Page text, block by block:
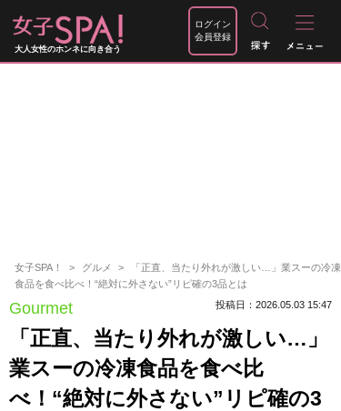
大人女性のホンネに向き合う
ログイン
会員登録
女子SPA！ グルメ
「正直、当たり外れが激しい…」業スーの冷凍
食品を食べ比べ！“絶対に外さない”リピ確の3品とは
Gourmet 投稿日：2026.05.03 15:47
「正直、当たり外れが激しい…」
業スーの冷凍食品を食べ比
べ！“絶対に外さない”リピ確の3